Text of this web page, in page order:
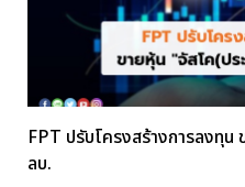
FPT ปรับโครงสร้างการลงทุน
ลบ.